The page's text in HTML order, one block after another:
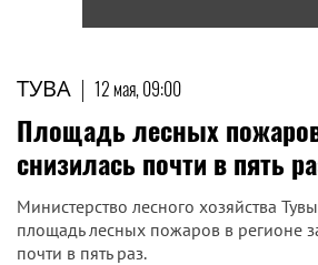
ТУВА | 12 мая, 09:00
Площадь лесных
снизилась почти в пять
Министерство лесного хозяйства
площадь лесных пожаров в регионе
почти в пять раз.